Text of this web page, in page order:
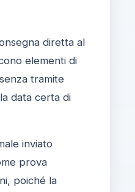
diretta al
elementi di
tramite
data certa di
inviato
prova
poiché la